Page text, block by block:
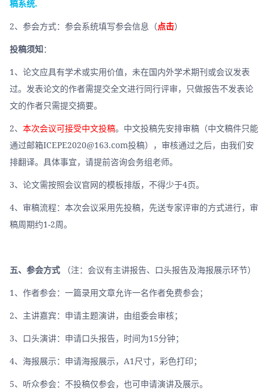
稿系统.
2、参会方式：参会系统填写参会信息（点击）
投稿须知：
1、论文应具有学术或实用价值，未在国内外学术期刊或会议发表
过。发表论文的作者需提交全文进行同行评审，只做报告不发表论
文的作者只需提交摘要。
2、 本次会议可接受中文投稿。中文投稿先安排审稿（中文稿件只能
通过邮箱ICEPE2020@163.com投稿），审核通过之后，由我们安
排翻译。具体事宜，请提前咨询会务组老师。
3、论文需按照会议官网的模板排版，不得少于4页。
4、审稿流程：本次会议采用先投稿，先送专家评审的方式进行，审
稿周期约1-2周。
五、参会方式 （注：会议有主讲报告、口头报告及海报展示环节）
1、作者参会：一篇录用文章允许一名作者免费参会；
2、主讲嘉宾：申请主题演讲，由组委会审核；
3、口头演讲：申请口头报告，时间为15分钟；
4、海报展示：申请海报展示，A1尺寸，彩色打印；
5、听众参会：不投稿仅参会，也可申请演讲及展示。